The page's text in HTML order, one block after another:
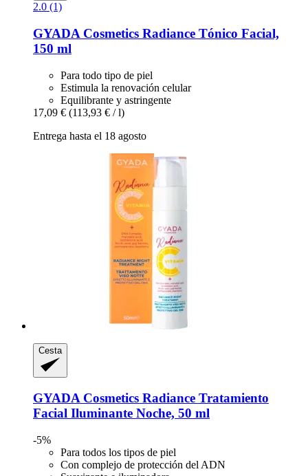
2.0 (1)
GYADA Cosmetics Radiance Tónico Facial,
150 ml
Para todo tipo de piel
Estimula la renovación celular
Equilibrante y astringente
17,09 € (113,93 € / l)
Entrega hasta el 18 agosto
Cesta
GYADA Cosmetics Radiance Tratamiento
Facial Iluminante Noche, 50 ml
-5%
Para todos los tipos de piel
Con complejo de protección del ADN